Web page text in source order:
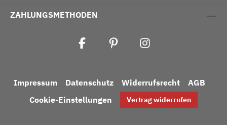
ZAHLUNGSMETHODEN
Impressum Datenschutz Widerrufsrecht
AGB
Cookie-Einstellungen
Vertrag widerrufen